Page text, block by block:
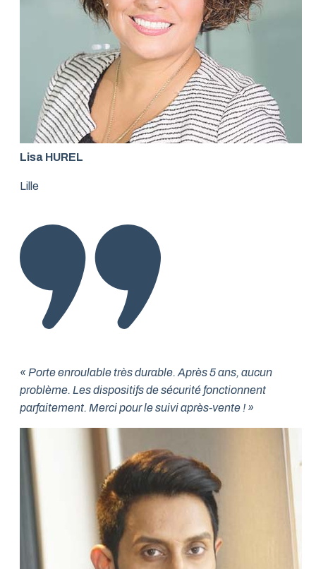
Lisa HUREL
Lille
« Porte enroulable très durable. Après 5 ans, aucun
problème. Les dispositifs de sécurité fonctionnent
parfaitement. Merci pour le suivi après-vente ! »